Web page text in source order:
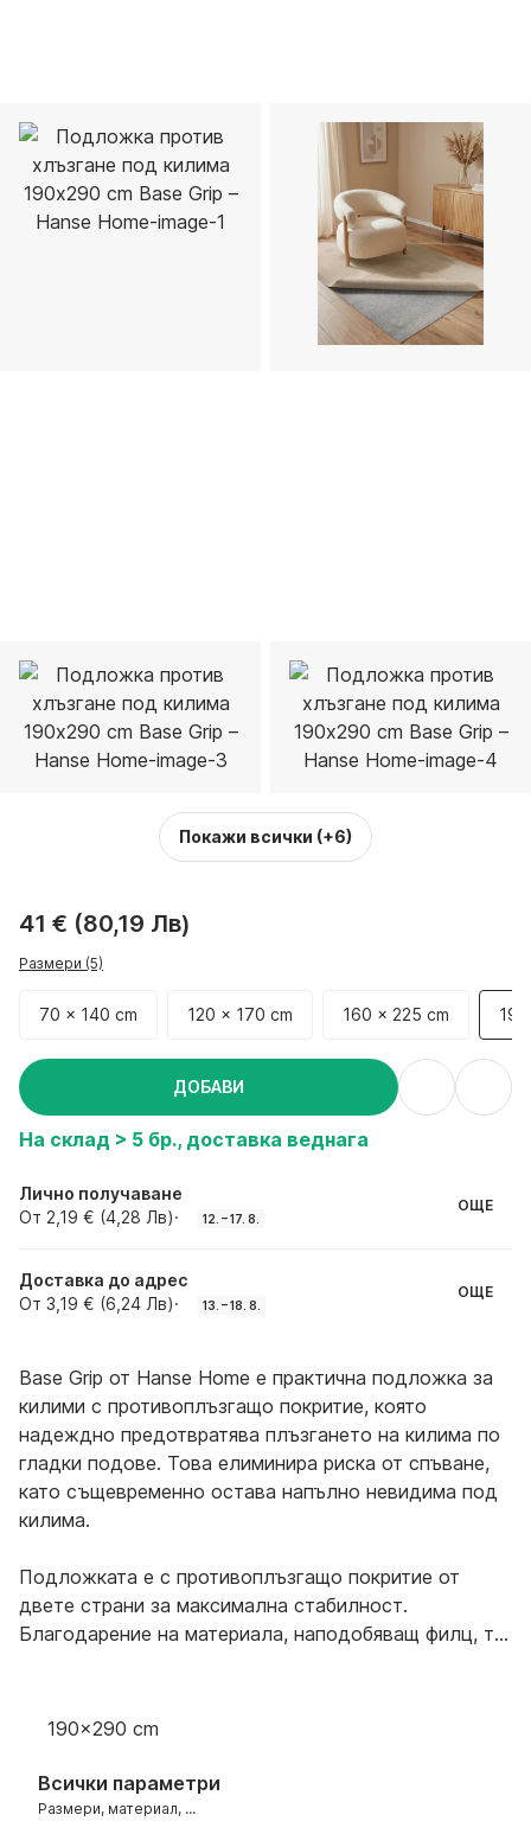
Покажи всички (+6)
41 € (80,19 Лв)
Размери (5)
70 x 140 cm 120 x 170 cm 160 x 225 cm
ДОБАВИ
На склад > 5 бр., доставка веднага
Лично получаване
От 2,19 € (4,28 Лв)· 12. – 17. 8.
ОЩЕ
Доставка до адрес
От 3,19 € (6,24 Лв)· 13. – 18. 8.
ОЩЕ
Base Grip от Hanse Home е практична подложка за
килими с противоплъзгащо покритие, която
надеждно предотвратява плъзгането на килима по
гладки подове. Това елиминира риска от спъване,
като същевременно остава напълно невидима под
килима.
Подложката е с противоплъзгащо покритие от
двете страни за максимална стабилност.
Благодарение на материала, наподобяващ филц, тя
до желания размер.
Важно е обаче да се отбележи, че
противоплъзгащият слой може да реагира или да
190x290 cm
Всички параметри
Размери, материал, ...